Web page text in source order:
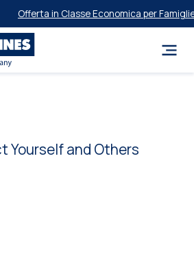
Offerta in Classe Economica per
Yourself and Others